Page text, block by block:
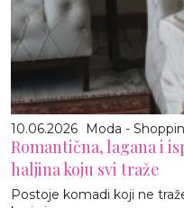
10.06.2026 Moda -
Romantična, lagana i
haljina koju svi traže
Postoje komadi koji ne